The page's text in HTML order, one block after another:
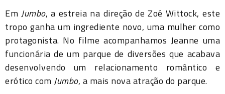
EmJumbo, a estreia na direção de Zoé Wittock, este
tropo ganha um ingrediente novo, uma mulher como
protagonista. No filme acompanhamos Jeanne uma
funcionária de um parque de diversões que acabava
desenvolvendo um relacionamento romântico e
erótico com Jumbo, a mais nova atração do parque.